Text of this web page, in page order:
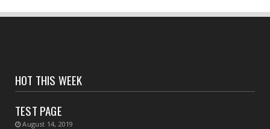
হলদিয়া পুরসভার ওয়ার্ড পুনর্বিন্যাসের পরামর্শ মুখ্যমন্ত্রীর,
সংবাদপত্রের ধার্যকৃত সোনা ও রূপার গহনা দর:
August 07, 2026
HOT THIS WEEK
TEST PAGE
August 14, 2019